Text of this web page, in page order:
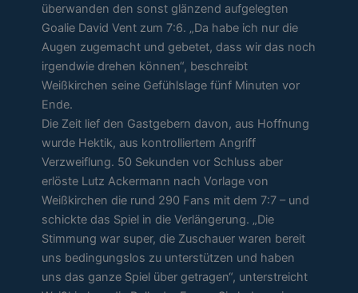
überwanden den sonst glänzend aufgelegten
Goalie David Vent zum 7:6. „Da habe ich nur die
Augen zugemacht und gebetet, dass wir das noch
irgendwie drehen können“, beschreibt
Weißkirchen seine Gefühlslage fünf Minuten vor
Ende.
Die Zeit lief den Gastgebern davon, aus Hoffnung
wurde Hektik, aus kontrolliertem Angriff
Verzweiflung. 50 Sekunden vor Schluss aber
erlöste Lutz Ackermann nach Vorlage von
Weißkirchen die rund 290 Fans mit dem 7:7 – und
schickte das Spiel in die Verlängerung. „Die
Stimmung war super, die Zuschauer waren bereit
uns bedingungslos zu unterstützen und haben
uns das ganze Spiel über getragen“, unterstreicht